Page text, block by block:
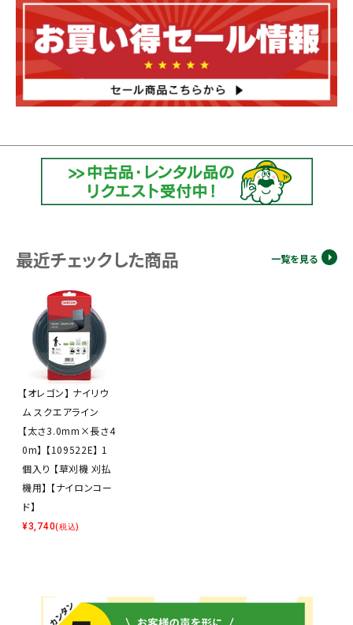
最近チェックした商品 一覧を見る
【オレゴン】 ナイリウ
ム スクエアライン
【太さ3.0mm×長さ4
0m】 【109522E】 1
個入り 【草刈機 刈払
機用】 【ナイロンコー
ド】
¥3,740(税込)